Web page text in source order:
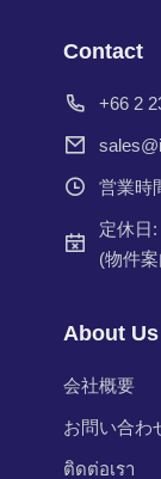
Contact
+66 2
営業時
定休日
(物件
About Us
会社概要
お問い合わ
ติดต่อเรา